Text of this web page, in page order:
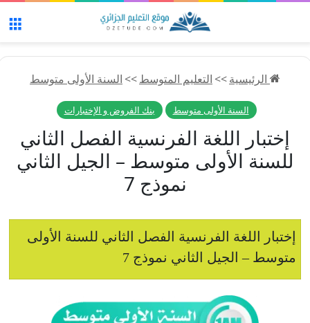
الرئيسية>>التعليم المتوسط>>السنة الأولى متوسط
السنة الأولى متوسط بنك الفروض و الإختبارات
إختبار اللغة الفرنسية الفصل الثاني
للسنة الأولى متوسط – الجيل الثاني
نموذج 7
إختبار اللغة الفرنسية الفصل الثاني للسنة الأولى
متوسط – الجيل الثاني نموذج 7